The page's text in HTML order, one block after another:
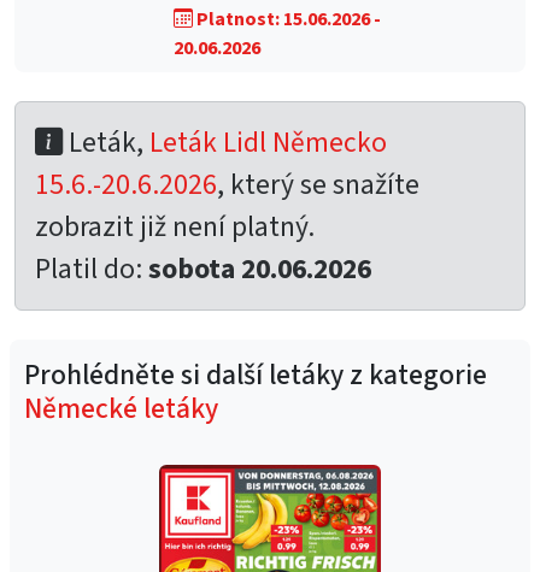
Platnost: 15.06.2026 -
20.06.2026
Leták, Leták Lidl Německo
15.6.-20.6.2026, který se snažíte
zobrazit již není platný.
Platil do:sobota 20.06.2026
Prohlédněte si další letáky z kategorie
Německé letáky